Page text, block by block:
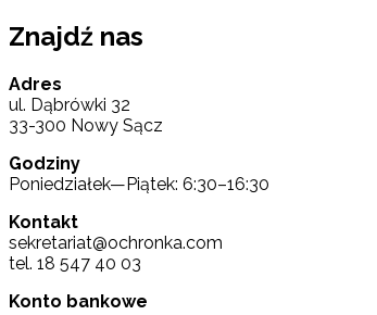
Znajdź nas
Adres
ul. Dąbrówki 32
33-300 Nowy Sącz
Godziny
Poniedziałek—Piątek: 6:30–16:30
Kontakt
sekretariat@ochronka.com
tel. 18 547 40 03
Konto bankowe